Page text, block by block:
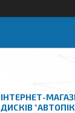
ІНТЕРНЕТ-
ДИСКІВ